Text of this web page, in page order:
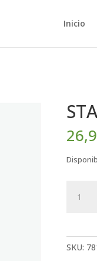
Inicio
BUTTON
SKU: